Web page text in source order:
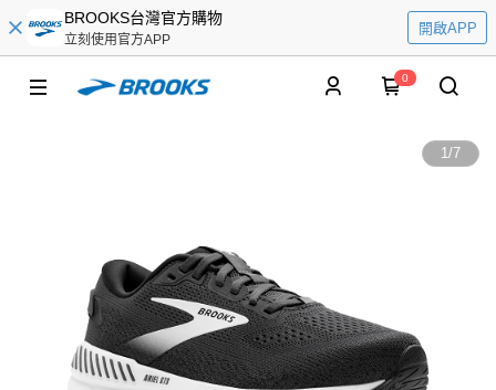
BROOKS台灣官方購物
立刻使用官方APP
開啟APP
0
1/7